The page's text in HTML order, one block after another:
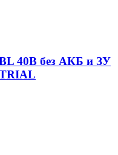
40В без АКБ и ЗУ